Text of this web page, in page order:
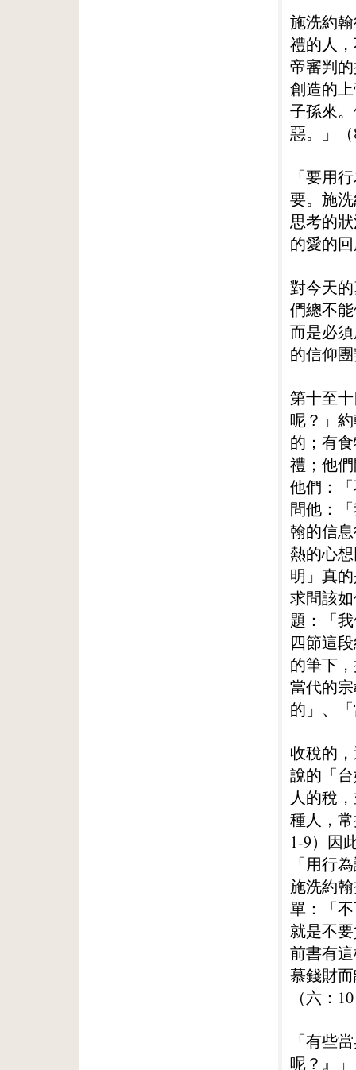
施洗約
禮的人
帝審判
創造的
子孫來
惡。」
「要用
要。施
思考的
的愛的
對今天
們總不
而是必
的信仰
第十至
呢？」
的；有
禮；他
他們：
問他：
翰的信
熱的心
明」真
求問該
題：「
四節這
的筆下
當代的
的」、
收稅的
說的「
人的稅
種人，
1-9）因
「用行
施洗約
單：「
就是不
前書有
慕錢財
（六：
「有些
呢？』